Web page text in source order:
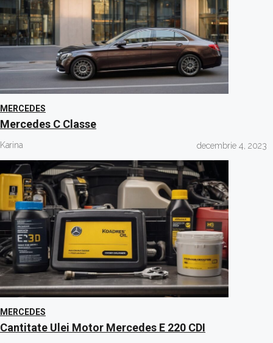
MERCEDES
Mercedes C Classe
Karina decembrie 4, 2023
MERCEDES
Cantitate Ulei Motor Mercedes E 220 CDI